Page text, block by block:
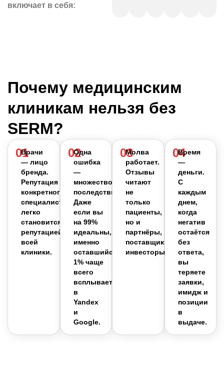
включает в себя:
Почему медицинским
клиникам нельзя без
SERM?
01
Врачи
— лицо
бренда.
Репутация
конкретного
специалиста
легко
становится
репутацией
всей
клиники.
02
Одна
ошибка
—
множество
последствий.
Даже
если вы
на 99%
идеальны,
именно
оставшийся
1% чаще
всего
всплывает
в
Yandex
и
Google.
03
Молва
работает.
Отзывы
читают
не
только
пациенты,
но и
партнёры,
поставщики,
инвесторы.
04
Время
—
деньги.
С
каждым
днем,
когда
негатив
остаётся
без
ответа,
вы
теряете
заявки,
имидж и
позиции
в
выдаче.